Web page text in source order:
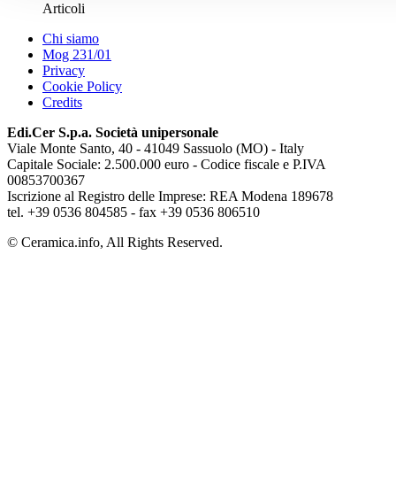
Articoli
Chi siamo
Mog 231/01
Privacy
Cookie Policy
Credits
Edi.Cer S.p.a. Società unipersonale
Viale Monte Santo, 40 - 41049 Sassuolo (MO) - Italy
Capitale Sociale: 2.500.000 euro - Codice fiscale e P.IVA
00853700367
Iscrizione al Registro delle Imprese: REA Modena 189678
tel. +39 0536 804585 - fax +39 0536 806510
© Ceramica.info, All Rights Reserved.